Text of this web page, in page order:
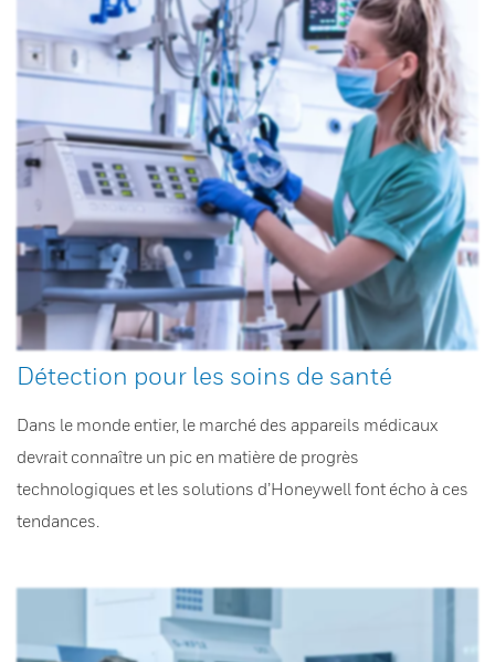
Détection pour les soins de santé
Dans le monde entier, le marché des appareils médicaux
devrait connaître un pic en matière de progrès
technologiques et les solutions d’Honeywell font écho à ces
tendances.